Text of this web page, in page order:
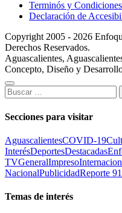
Terminós y
Declaración de
Copyright 2005 - 2026
Derechos Reservados.
Aguascalientes,
Concepto, Diseño y
Buscar:
Secciones para visitar
AguascalientesCOVID-19
InterésDeportesDestacadas
TVGeneralImpreso
NacionalPublicidadReporte
Temas de interés